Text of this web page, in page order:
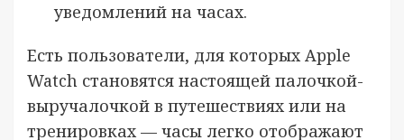
уведомлений на часах.
Есть пользователи, для которых Apple
Watch становятся настоящей палочкой-
выручалочкой в путешествиях или на
тренировках — часы легко отображают